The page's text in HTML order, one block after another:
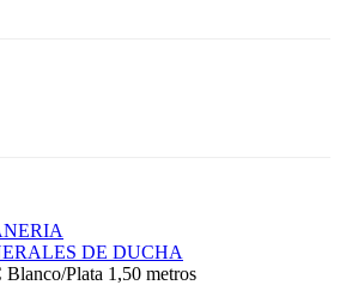
DE DUCHA
Plata 1,50 metros